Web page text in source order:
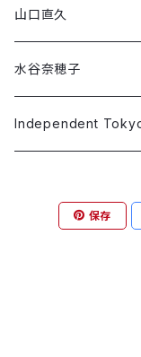
「THREE/SEED」
「RIF」
「SLIDER」
「午前0時に会いにいく」
「#フラットランド」
「make up」
第3段コラボ
「移ろいゆくⅠ～Ⅵ」
「非常口」
「朱 syu」
「藍 ai」
第1弾コラボ
「Jewel」
「Alone time」
第2弾コラボ
「青の星2/波を集める」
Short Sleeve T-shirt
第1弾コラボ
「Chocolate」
「Dancing Colors」
第2弾コラボ
「Summer Vibes」
Short Sleeve T-shirt
Long Sleeve T-shirt
第1弾コラボ
山口直久
Short Sleeve T-shirt
Long Sleeve T-
「なずきを解く 20250621
水谷奈穂子
Short Sleeve T-
第1弾コラボ
Independent
安部 正兼
保存